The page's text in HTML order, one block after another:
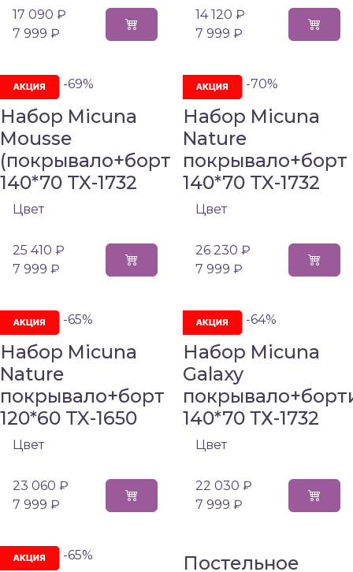
17 090 ₽
7 999 ₽
14 120 ₽
7 999 ₽
-69%
Набор Micuna
Mousse
(покрывало+борт
140*70 TX-1732
Цвет
25 410 ₽
7 999 ₽
-70%
Набор Micuna
Nature
покрывало+борт
140*70 TX-1732
Цвет
26 230 ₽
7 999 ₽
-65%
Набор Micuna
Nature
покрывало+борт
120*60 TX-1650
Цвет
23 060 ₽
7 999 ₽
-64%
Набор Micuna
Galaxy
140*70 ТХ-1732
Цвет
22 030 ₽
7 999 ₽
-65% Постельное